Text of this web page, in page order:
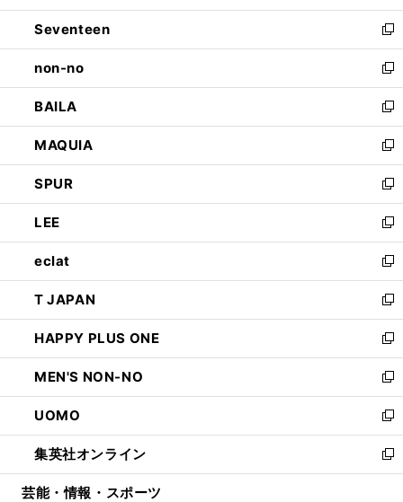
開
く
ウ
で
開
く
ン
ド
ウ
で
開
く
Seventeen
新
し
い
ウ
ィ
ン
ド
ウ
で
開
く
non-no
新
し
い
ウ
ィ
ン
ド
ウ
で
開
く
BAILA
新
し
い
ウ
ィ
ン
ド
ウ
で
開
く
MAQUIA
新
し
い
ウ
ィ
ン
ド
ウ
で
開
く
SPUR
新
し
い
ウ
ィ
ン
ド
ウ
で
開
く
LEE
新
し
い
ウ
ィ
ン
ド
ウ
で
開
く
eclat
新
し
い
ウ
ィ
ン
ド
ウ
で
開
く
T JAPAN
新
し
い
ウ
ィ
ン
ド
ウ
で
開
HAPPY PLUS ONE
新
し
い
ウ
ィ
ン
ド
ウ
MEN'S NON-NO
新
し
い
ウ
ィ
ン
UOMO
新
し
い
ウ
集英社オンライン
新
し
芸能・情報・スポーツ